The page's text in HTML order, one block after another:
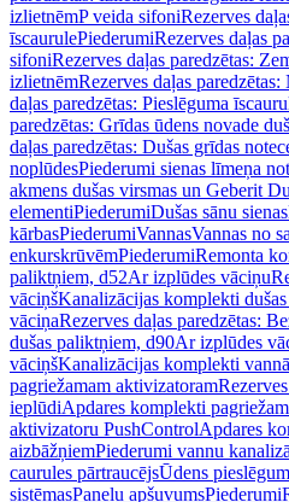
izlietnēmP veida sifoniRezerves
īscaurulePiederumiRezerves daļas
sifoniRezerves daļas paredzētas:
izlietnēmRezerves daļas
daļas paredzētas: Pieslēguma
paredzētas: Grīdas ūdens novade
daļas paredzētas: Dušas grīdas
noplūdesPiederumi sienas līmeņa
akmens dušas virsmas un Geberit
elementiPiederumiDušas sānu sienas
kārbasPiederumiVannasVannas no
enkurskrūvēmPiederumiRemonta
paliktņiem, d52Ar izplūdes vāciņu
vāciņšKanalizācijas komplekti
vāciņaRezerves daļas paredzētas:
dušas paliktņiem, d90Ar izplūdes
vāciņšKanalizācijas komplekti
pagriežamam aktivizatoram
ieplūdiApdares komplekti
aktivizatoru PushControlApdares
aizbāžņiemPiederumi vannu
caurules pārtraucējsŪdens
sistēmasPaneļu apšuvumsPiederumi